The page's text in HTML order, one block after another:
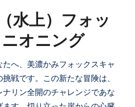
水上）フォッ
オニング
へ、美濃かみフォックスキャ
戦です。この新たな冒険は、
リン全開のチャレンジであな